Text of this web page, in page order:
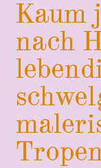
Kaum
nach